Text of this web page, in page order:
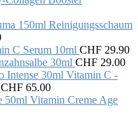
Reinigungsschaum
C Serum 10ml CHF 29.90
30ml CHF 29.00
Vitamin C -
CHF 65.00
Vitamin Creme Age